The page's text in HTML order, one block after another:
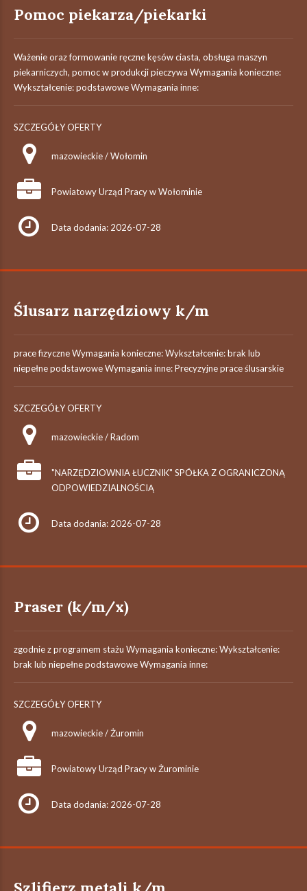
Pomoc piekarza/piekarki
Ważenie oraz formowanie ręczne kęsów ciasta, obsługa maszyn
piekarniczych, pomoc w produkcji pieczywa Wymagania konieczne:
Wykształcenie: podstawowe Wymagania inne:
SZCZEGÓŁY OFERTY
mazowieckie / Wołomin
Powiatowy Urząd Pracy w Wołominie
Data dodania: 2026-07-28
Ślusarz narzędziowy k/m
prace fizyczne Wymagania konieczne: Wykształcenie: brak lub
niepełne podstawowe Wymagania inne: Precyzyjne prace ślusarskie
SZCZEGÓŁY OFERTY
mazowieckie / Radom
"NARZĘDZIOWNIA ŁUCZNIK" SPÓŁKA Z OGRANICZONĄ
ODPOWIEDZIALNOŚCIĄ
Data dodania: 2026-07-28
Praser (k/m/x)
zgodnie z programem stażu Wymagania konieczne: Wykształcenie:
brak lub niepełne podstawowe Wymagania inne:
SZCZEGÓŁY OFERTY
mazowieckie / Żuromin
Powiatowy Urząd Pracy w Żurominie
Data dodania: 2026-07-28